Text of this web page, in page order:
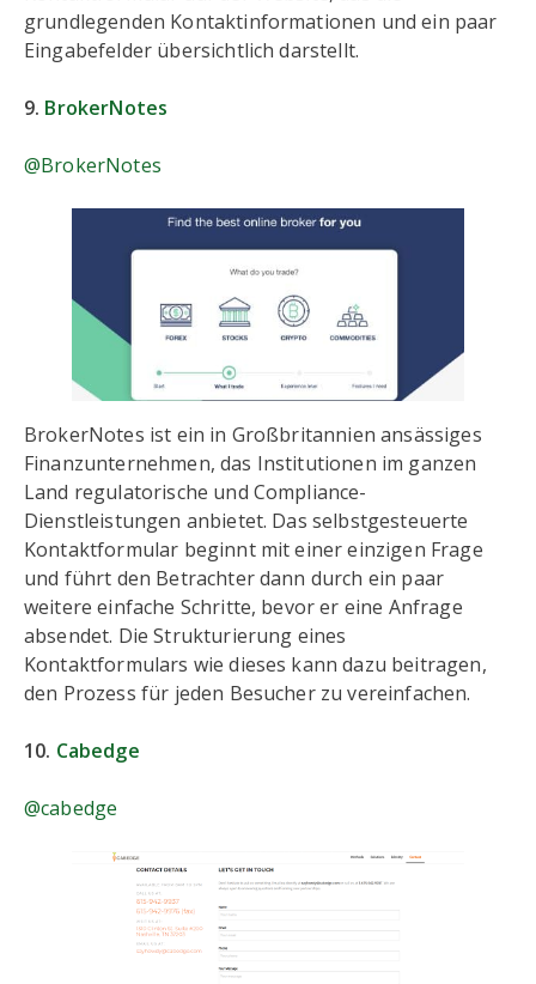
grundlegenden Kontaktinformationen und ein paar
Eingabefelder übersichtlich darstellt.
9. BrokerNotes
@BrokerNotes
BrokerNotes ist ein in Großbritannien ansässiges
Finanzunternehmen, das Institutionen im ganzen
Land regulatorische und Compliance-
Dienstleistungen anbietet. Das selbstgesteuerte
Kontaktformular beginnt mit einer einzigen Frage
und führt den Betrachter dann durch ein paar
weitere einfache Schritte, bevor er eine Anfrage
absendet. Die Strukturierung eines
Kontaktformulars wie dieses kann dazu beitragen,
den Prozess für jeden Besucher zu vereinfachen.
10. Cabedge
@cabedge